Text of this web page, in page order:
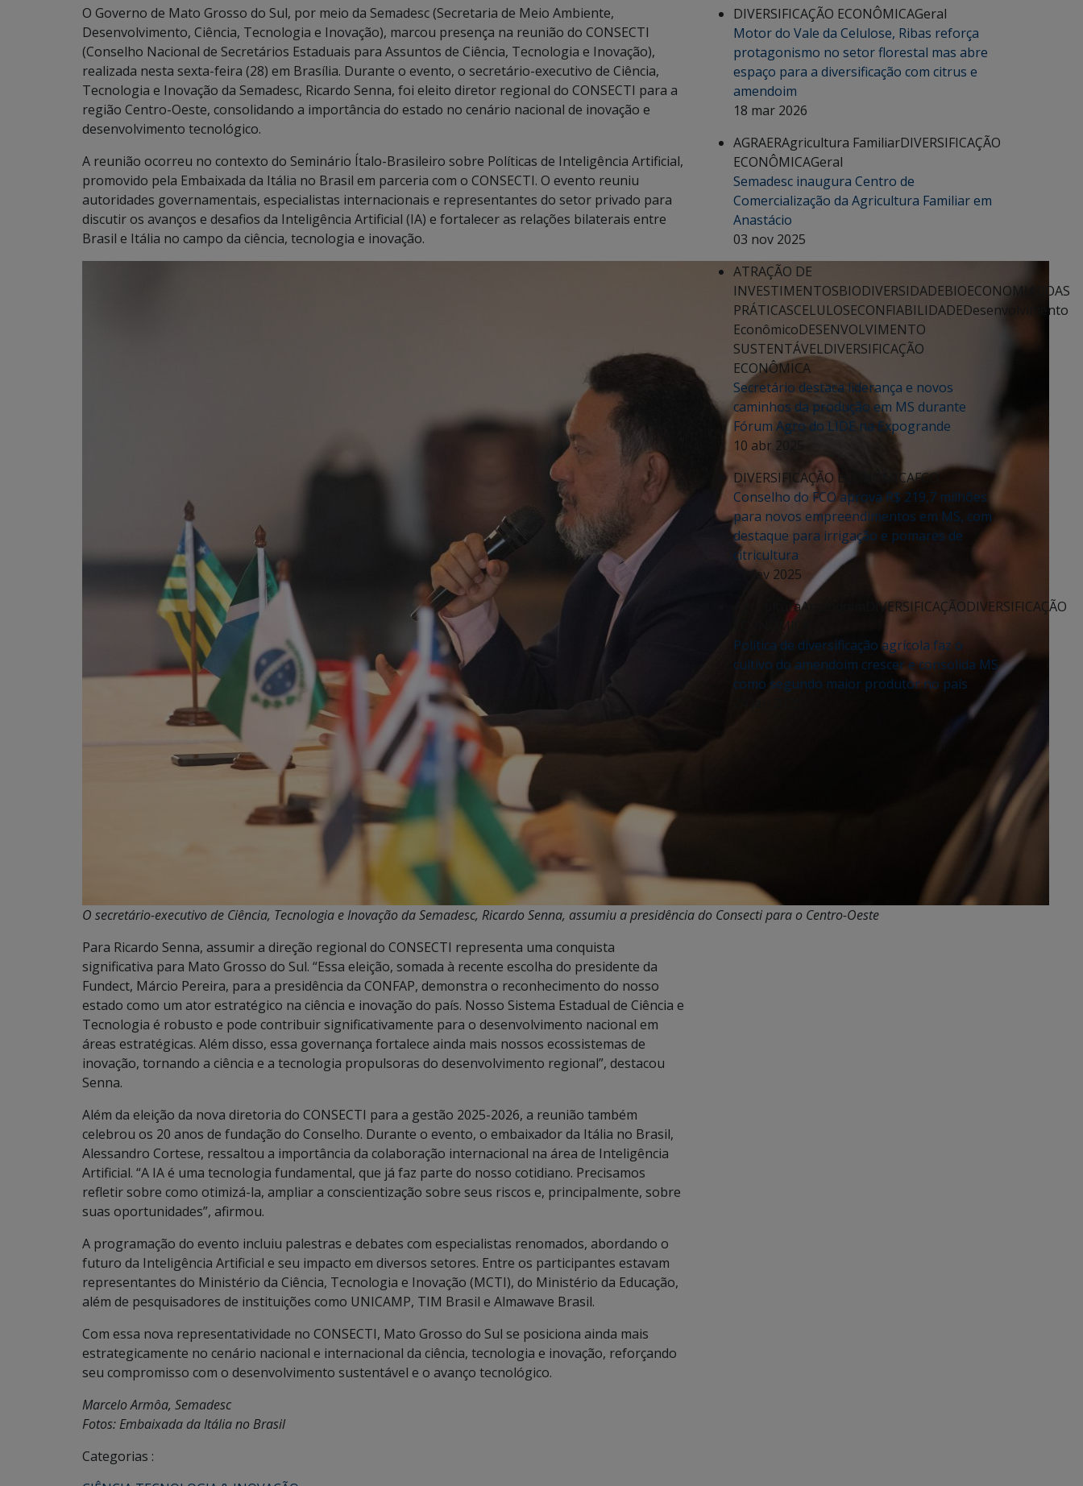
O Governo de Mato Grosso do Sul, por meio da Semadesc (Secretaria de Meio Ambiente,
Desenvolvimento, Ciência, Tecnologia e Inovação), marcou presença na reunião do CONSECTI
(Conselho Nacional de Secretários Estaduais para Assuntos de Ciência, Tecnologia e Inovação),
realizada nesta sexta-feira (28) em Brasília. Durante o evento, o secretário-executivo de Ciência,
Tecnologia e Inovação da Semadesc, Ricardo Senna, foi eleito diretor regional do CONSECTI para a
região Centro-Oeste, consolidando a importância do estado no cenário nacional de inovação e
desenvolvimento tecnológico.
A reunião ocorreu no contexto do Seminário Ítalo-Brasileiro sobre Políticas de Inteligência Artificial,
promovido pela Embaixada da Itália no Brasil em parceria com o CONSECTI. O evento reuniu
autoridades governamentais, especialistas internacionais e representantes do setor privado para
discutir os avanços e desafios da Inteligência Artificial (IA) e fortalecer as relações bilaterais entre
Brasil e Itália no campo da ciência, tecnologia e inovação.
O secretário-executivo de Ciência, Tecnologia e Inovação da Semadesc, Ricardo Senna, assumiu a presidência do Consecti para o Centro-Oeste
Para Ricardo Senna, assumir a direção regional do CONSECTI representa uma conquista
significativa para Mato Grosso do Sul. “Essa eleição, somada à recente escolha do presidente da
Fundect, Márcio Pereira, para a presidência da CONFAP, demonstra o reconhecimento do nosso
estado como um ator estratégico na ciência e inovação do país. Nosso Sistema Estadual de Ciência e
Tecnologia é robusto e pode contribuir significativamente para o desenvolvimento nacional em
áreas estratégicas. Além disso, essa governança fortalece ainda mais nossos ecossistemas de
inovação, tornando a ciência e a tecnologia propulsoras do desenvolvimento regional”, destacou
Senna.
Além da eleição da nova diretoria do CONSECTI para a gestão 2025-2026, a reunião também
celebrou os 20 anos de fundação do Conselho. Durante o evento, o embaixador da Itália no Brasil,
Alessandro Cortese, ressaltou a importância da colaboração internacional na área de Inteligência
Artificial. “A IA é uma tecnologia fundamental, que já faz parte do nosso cotidiano. Precisamos
refletir sobre como otimizá-la, ampliar a conscientização sobre seus riscos e, principalmente, sobre
suas oportunidades”, afirmou.
A programação do evento incluiu palestras e debates com especialistas renomados, abordando o
futuro da Inteligência Artificial e seu impacto em diversos setores. Entre os participantes estavam
representantes do Ministério da Ciência, Tecnologia e Inovação (MCTI), do Ministério da Educação,
além de pesquisadores de instituições como UNICAMP, TIM Brasil e Almawave Brasil.
Com essa nova representatividade no CONSECTI, Mato Grosso do Sul se posiciona ainda mais
estrategicamente no cenário nacional e internacional da ciência, tecnologia e inovação, reforçando
seu compromisso com o desenvolvimento sustentável e o avanço tecnológico.
Marcelo Armôa, Semadesc
Fotos: Embaixada da Itália no Brasil
Categorias :
DIVERSIFICAÇÃO ECONÔMICAGeral
Motor do Vale da Celulose, Ribas reforça
protagonismo no setor florestal mas abre
espaço para a diversificação com citrus e
amendoim
18 mar 2026
AGRAERAgricultura FamiliarDIVERSIFICAÇÃO
ECONÔMICAGeral
Semadesc inaugura Centro de
Comercialização da Agricultura Familiar em
Anastácio
03 nov 2025
ATRAÇÃO DE
INVESTIMENTOSBIODIVERSIDADEBIOECONOMIA
BOAS
PRÁTICASCELULOSECONFIABILIDADEDesenvolvimento
EconômicoDESENVOLVIMENTO
SUSTENTÁVELDIVERSIFICAÇÃO
ECONÔMICA
Secretário destaca liderança e novos
caminhos da produção em MS durante
Fórum Agro do LIDE na Expogrande
10 abr 2025
DIVERSIFICAÇÃO ECONÔMICAFCO
Conselho do FCO aprova R$ 219,7 milhões
para novos empreendimentos em MS, com
destaque para irrigação e pomares de
citricultura
21 fev 2025
AgriculturaAmendoim DIVERSIFICAÇÃODIVERSIFICAÇÃO
ECONÔMICA
Política de diversificação agrícola faz o
cultivo do amendoim crescer e consolida MS
como segundo maior produtor no país